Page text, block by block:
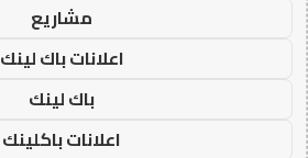
مشاريع
اعلانات باك لينك
باك لينك
اعلانات باكلينك